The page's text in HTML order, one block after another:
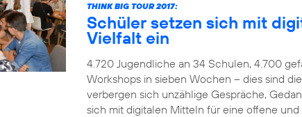
THINK BIG TOUR 2017:
Schüler setzen sich mit
Vielfalt ein
4.720 Jugendliche an 34 Schulen, 4.700
Workshops in sieben Wochen – dies sind
verbergen sich unzählige Gespräche,
sich mit digitalen Mitteln für eine offene